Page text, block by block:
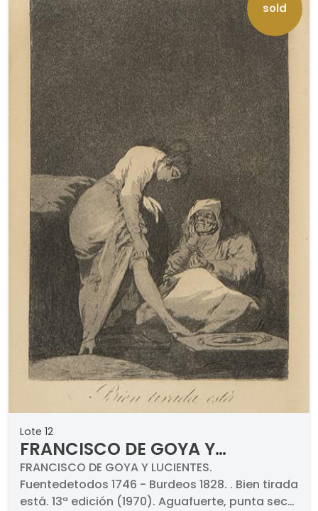
sold
Lote 12
FRANCISCO DE GOYA Y
LUCIENTES - Bien tirada está.
13ª edición (1970)
FRANCISCO DE GOYA Y LUCIENTES.
Fuentedetodos 1746 - Burdeos 1828. . Bien tirada
está. 13ª edición (1970). Aguafuerte, punta seca